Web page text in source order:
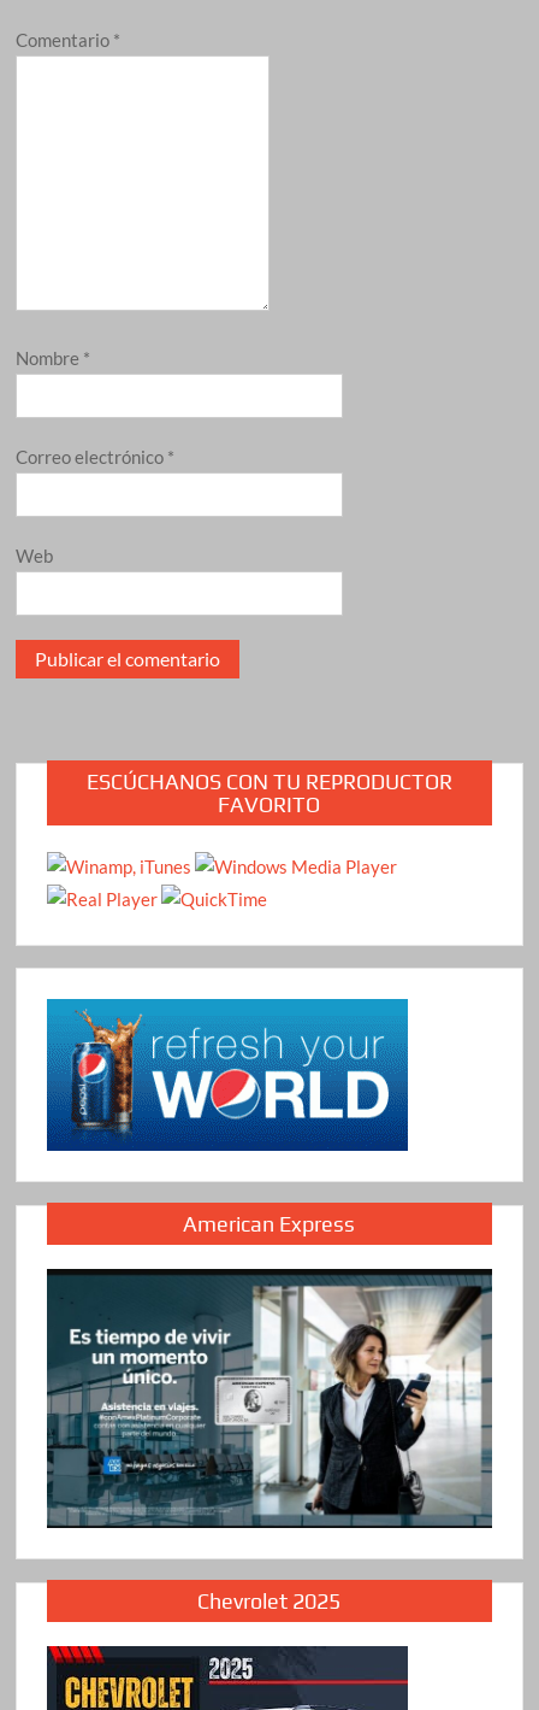
Comentario *
Nombre *
Correo electrónico *
Web
ESCÚCHANOS CON TU REPRODUCTOR
FAVORITO
American Express
Chevrolet 2025